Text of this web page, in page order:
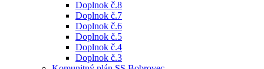
Doplnok č.8
Doplnok č.7
Doplnok č.6
Doplnok č.5
Doplnok č.4
Doplnok č.3